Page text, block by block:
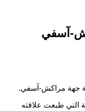
آسفي
جهة مراكش-آسفي.
التي طبعت علاقته